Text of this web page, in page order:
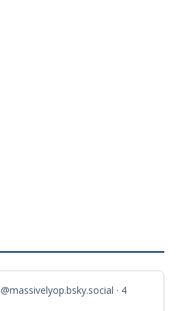
@massivelyop.bsky.social
4